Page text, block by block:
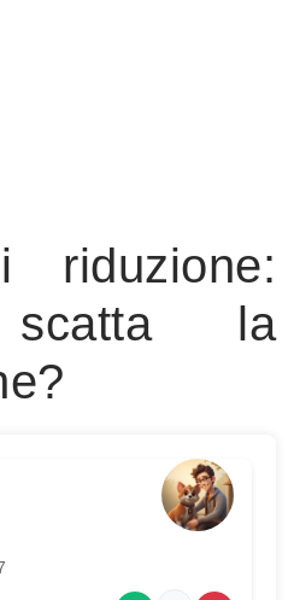
riduzione:
scatta la